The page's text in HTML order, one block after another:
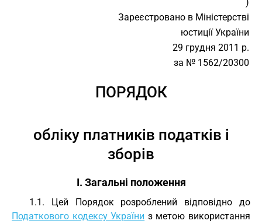
Зареєстровано в Міністерстві
юстиції України
29 грудня 2011 р.
за № 1562/20300
ПОРЯДОК
обліку платників податків і
зборів
I. Загальні положення
1.1. Цей Порядок розроблений відповідно до
Податкового кодексу України з метою використання